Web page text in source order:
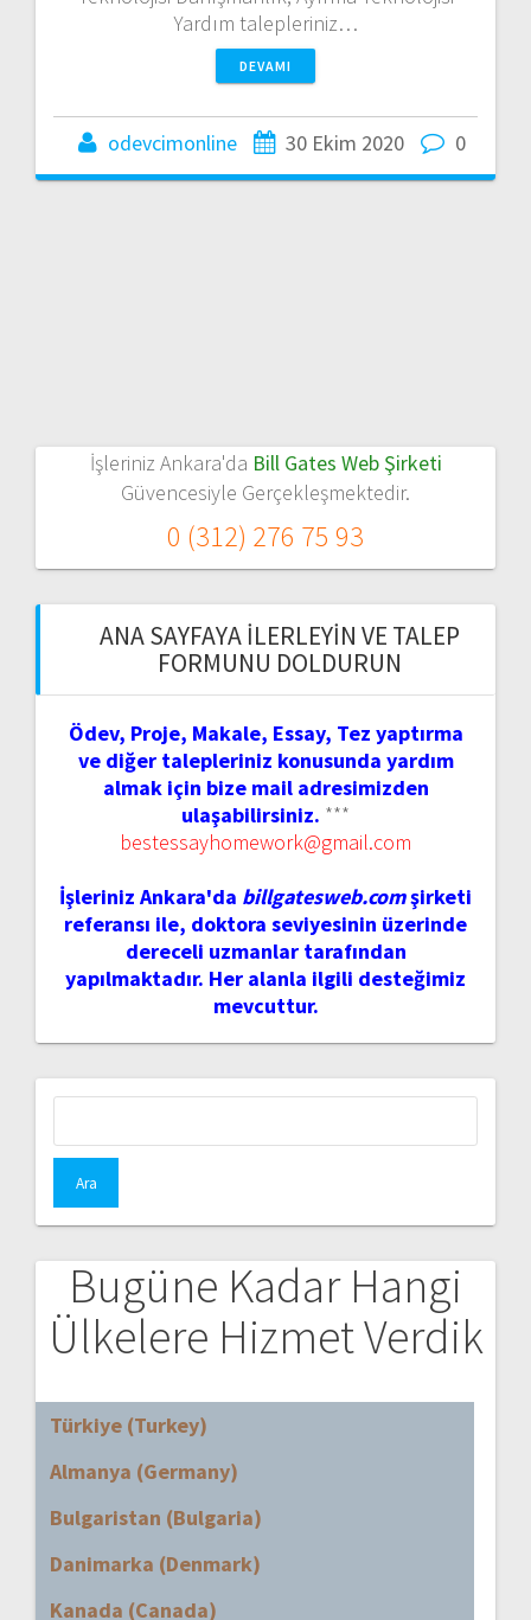
Yardım talepleriniz…
DEVAMI
odevcimonline 30 Ekim 2020 0
İşleriniz Ankara'da Bill Gates Web Şirketi
Güvencesiyle Gerçekleşmektedir.
0 (312) 276 75 93
ANA SAYFAYA İLERLEYIN VE TALEP
FORMUNU DOLDURUN
Ödev, Proje, Makale, Essay, Tez yaptırma
ve diğer talepleriniz konusunda yardım
almak için bize mail adresimizden
ulaşabilirsiniz. ***
bestessayhomework@gmail.com
İşleriniz Ankara'da billgatesweb.comşirketi
referansı ile, doktora seviyesinin üzerinde
dereceli uzmanlar tarafından
yapılmaktadır. Her alanla ilgili desteğimiz
mevcuttur.
Bugüne Kadar Hangi
Ülkelere Hizmet Verdik
Türkiye (Turkey)
Almanya (Germany)
Bulgaristan (Bulgaria)
Danimarka (Denmark)
Kanada (Canada)